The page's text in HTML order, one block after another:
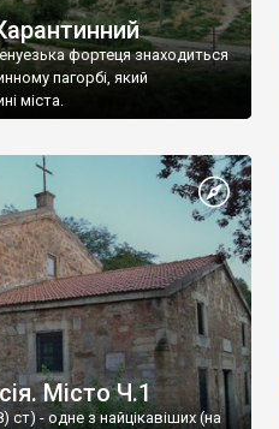
фортеця знаходиться
пагорбі, який
міста.
Місто Ч.1
- одне з найцікавіших (на